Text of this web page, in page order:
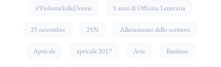
#ViolenzaSulleDonne 5 anni di Officina Letteraria
25 novembre 25N Allenamento dello scrittore
Apricale apricale 2017 Arte Business